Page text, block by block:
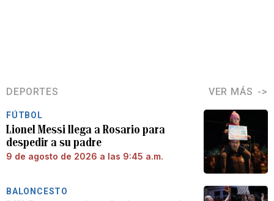
DEPORTES VER MÁS
FÚTBOL
Lionel Messi llega a Rosario para
despedir a su padre
9 de agosto de 2026 a las 9:45 a.m.
BALONCESTO